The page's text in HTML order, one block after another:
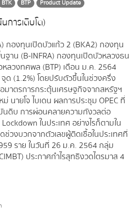
BTK BTP Product Update
การเติบโต)
กองทุนเปิดบัวแก้ว 2 (BKA2) กองทุน
ฐาน (B-INFRA) กองทุนเปิดบัวหลวงธน
ลวงทศพล (BTP) เดือน ม.ค. 2564
ด (1.2%) โดยปรับตัวขึ้นในช่วงครึ่ง
มาตรการกระตุ้นเศรษฐกิจจากสหรัฐฯ
นายโจ ไบเดน ผลการประชุม OPEC ที่
ดิบ การผ่อนคลายความกังวลต่อ
ในประเทศ อย่างไรก็ตามใน
วงบวกจากตัวเลขผู้ติดเชื้อในประเทศที่
ราย ในวันที่ 26 ม.ค. 2564 กลุ่ม
ประกาศกำไรสุทธิงวดไตรมาส 4